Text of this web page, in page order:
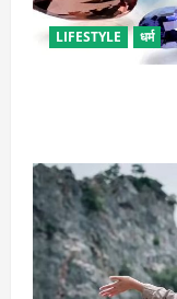
LIFESTYLE धर्म